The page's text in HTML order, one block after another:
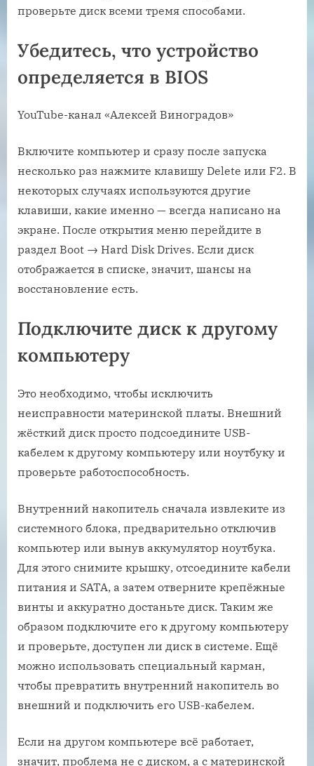
проверьте диск всеми тремя способами.
Убедитесь, что устройство
определяется в BIOS
YouTube-канал «Алексей Виноградов»
Включите компьютер и сразу после запуска
несколько раз нажмите клавишу Delete или F2. В
некоторых случаях используются другие
клавиши, какие именно — всегда написано на
экране. После открытия меню перейдите в
раздел Boot → Hard Disk Drives. Если диск
отображается в списке, значит, шансы на
восстановление есть.
Подключите диск к другому
компьютеру
Это необходимо, чтобы исключить
неисправности материнской платы. Внешний
жёсткий диск просто подсоедините USB-
кабелем к другому компьютеру или ноутбуку и
проверьте работоспособность.
Внутренний накопитель сначала извлеките из
системного блока, предварительно отключив
компьютер или вынув аккумулятор ноутбука.
Для этого снимите крышку, отсоедините кабели
питания и SATА, а затем отверните крепёжные
винты и аккуратно достаньте диск. Таким же
образом подключите его к другому компьютеру
и проверьте, доступен ли диск в системе. Ещё
можно использовать специальный карман,
чтобы превратить внутренний накопитель во
внешний и подключить его USB-кабелем.
Если на другом компьютере всё работает,
значит, проблема не с диском, а с материнской